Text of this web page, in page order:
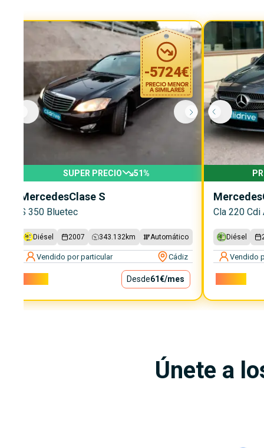
-5724€
SUPER PRECIO 51%
MercedesClase S
S 350 Bluetec
Diésel 2007 343.132 km Automático
Vendido por particular Cádiz
Desde61€/mes
Mercedes
Cla 220 Cdi
Diésel
Vendido
Únete a